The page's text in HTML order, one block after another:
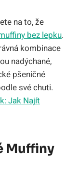
na to, že
bez lepku.
kombinace
nadýchané,
pšeničné
své chuti.
Jak Najít
Muffiny